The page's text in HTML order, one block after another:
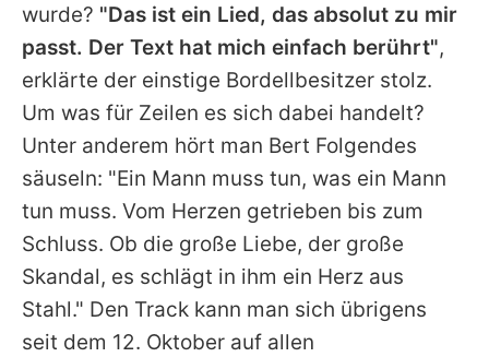
wurde? "Das ist ein Lied, das absolut zu mir
passt. Der Text hat mich einfach berührt",
erklärte der einstige Bordellbesitzer stolz.
Um was für Zeilen es sich dabei handelt?
Unter anderem hört man Bert Folgendes
säuseln: "Ein Mann muss tun, was ein Mann
tun muss. Vom Herzen getrieben bis zum
Schluss. Ob die große Liebe, der große
Skandal, es schlägt in ihm ein Herz aus
Stahl." Den Track kann man sich übrigens
seit dem 12. Oktober auf allen